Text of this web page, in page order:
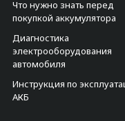
Что нужно знать перед
покупкой аккумулятора
Диагностика
электрооборудования
автомобиля
Инструкция по
АКБ